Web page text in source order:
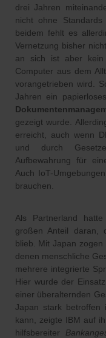
drei Jahren
nicht ohne
beidem fehlt es
Vernetzung bisher
an sich ist aber
Computer aus dem
vorangetrieben wird.
Jahren ein
gezeigt wurde.
erreicht, auch wenn
und durch
Aufbewahrung für
Auch IoT-
brauchen.
Als Partnerland
großen Anteil daran,
blieb. Mit Japan zogen
denen menschliche
mehrere integrierte
Hier wurde der
einer überalternden
Japan stark betroffen
kann, zeigte IBM auf
hilfsbereiter